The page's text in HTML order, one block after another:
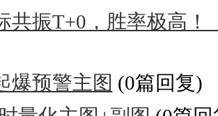
共振T+0，胜率极高
爆预警主图 (0篇回复)